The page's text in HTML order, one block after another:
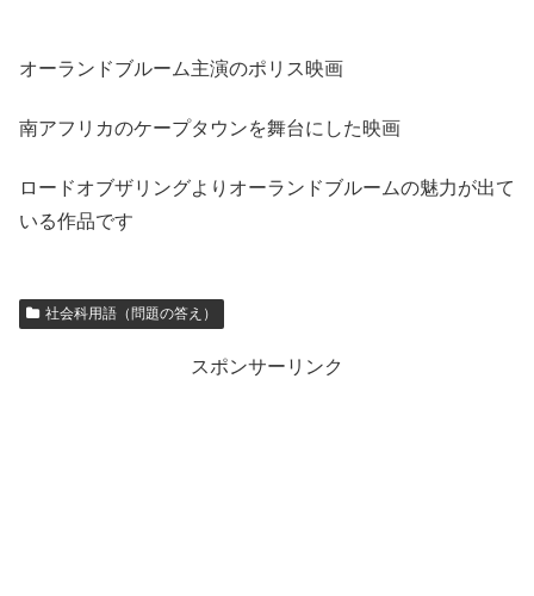
オーランドブルーム主演のポリス映画
南アフリカのケープタウンを舞台にした映画
ロードオブザリングよりオーランドブルームの魅力が出て
いる作品です
社会科用語（問題の答え）
スポンサーリンク